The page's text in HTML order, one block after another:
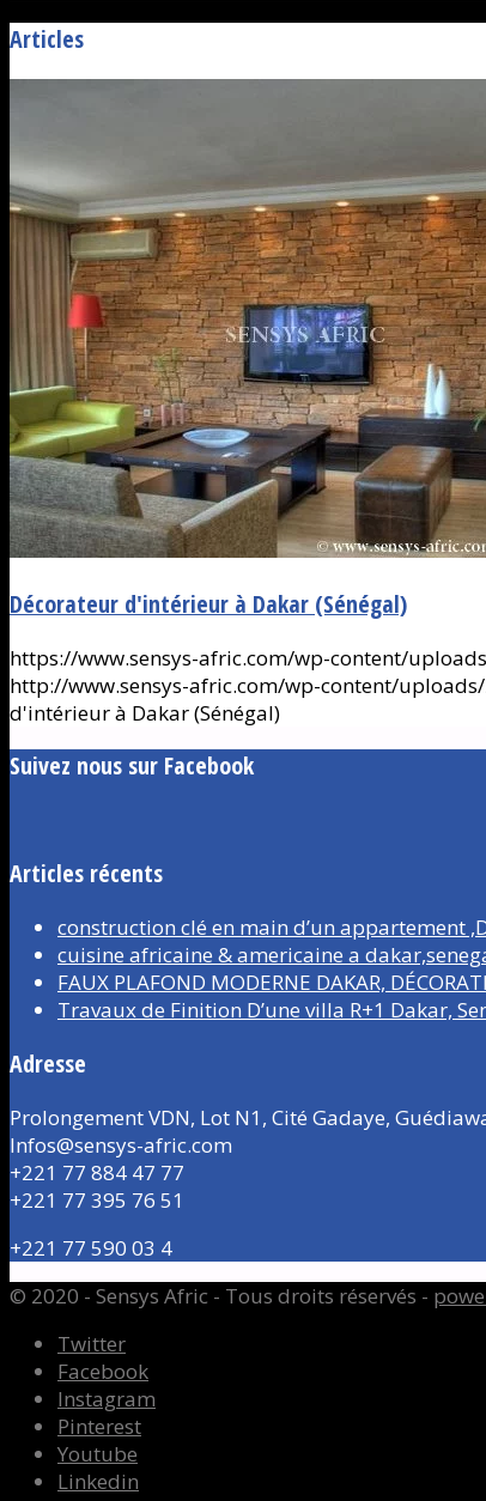
Articles
Décorateur d'intérieur à Dakar (Sénégal)
https://www.sensys-afric.com/wp-content/
http://www.sensys-afric.com/wp-content/
d'intérieur à Dakar (Sénégal)
Suivez nous sur Facebook
Articles récents
construction clé en main d’un appartement
cuisine africaine & americaine a
FAUX PLAFOND MODERNE DAKAR,
Travaux de Finition D’une villa R+1 Dakar,
Adresse
Prolongement VDN, Lot N1, Cité Gadaye,
Infos@sensys-afric.com
+221 77 884 47 77
+221 77 395 76 51
+221 77 590 03 4
© 2020 - Sensys Afric - Tous droits réservés -
Twitter
Facebook
Instagram
Pinterest
Youtube
Linkedin